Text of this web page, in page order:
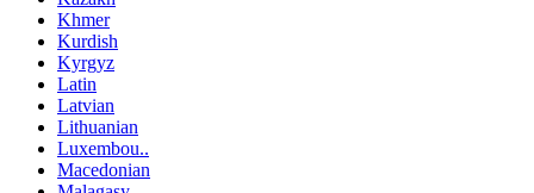
Khmer
Kurdish
Kyrgyz
Latin
Latvian
Lithuanian
Luxembou..
Macedonian